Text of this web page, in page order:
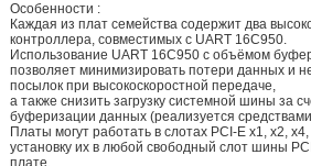
Особенности :
Каждая из плат семейства содержит два
контроллера, совместимых с UART 16C950.
Использование UART 16C950 c объёмом
позволяет минимизировать потери данных и
посылок при высокоскоростной передаче,
а также снизить загрузку системной шины за
буферизации данных (реализуется
Платы могут работать в слотах PCI-E x1, x2,
установку их в любой свободный слот шины